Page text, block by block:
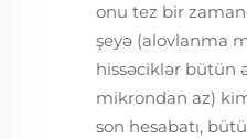
onu tez bir
şeyə (alovlanma
hissəciklər bütün
mikrondan az)
son hesabatı,